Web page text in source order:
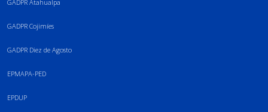
GADPR Atahualpa
GADPR Cojimíes
GADPR Diez de Agosto
EPMAPA-PED
EPDUP